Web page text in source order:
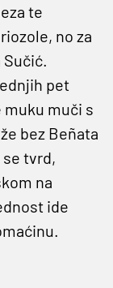
te
no za
pet
muku muči s
bez Beñata
se tvrd,
na
ide